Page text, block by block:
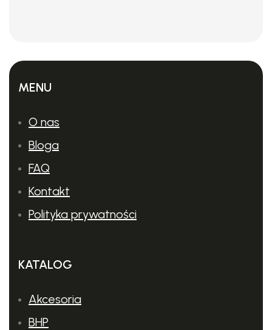
Mocna rama
zintegrowanym zawiesiem przeładunkowym i schowkiem na
MENU
O nas
Bloga
FAQ
Kontakt
Polityka prywatności
KATALOG
Akcesoria
BHP